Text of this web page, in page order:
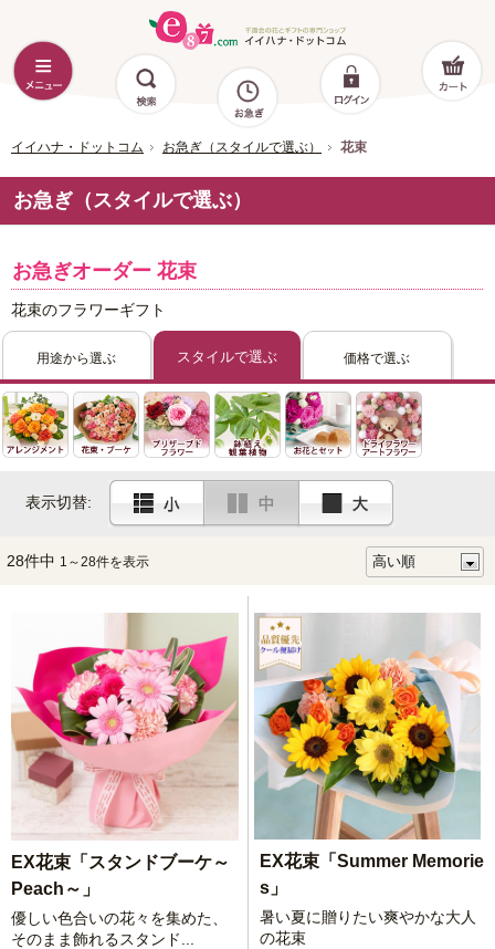
イイハナ・ドットコム お急ぎ（スタイルで選ぶ） 花束
お急ぎ（スタイルで選ぶ）
お急ぎオーダー 花束
花束のフラワーギフト
用途から選ぶ スタイルで選ぶ 価格で選ぶ
表示切替:
28件中 1～28件を表示
EX花束「スタンドブーケ～
Peach～」
優しい色合いの花々を集めた、
そのまま飾れるスタンド...
EX花束「Summer Memorie
s」
暑い夏に贈りたい爽やかな大人
の花束